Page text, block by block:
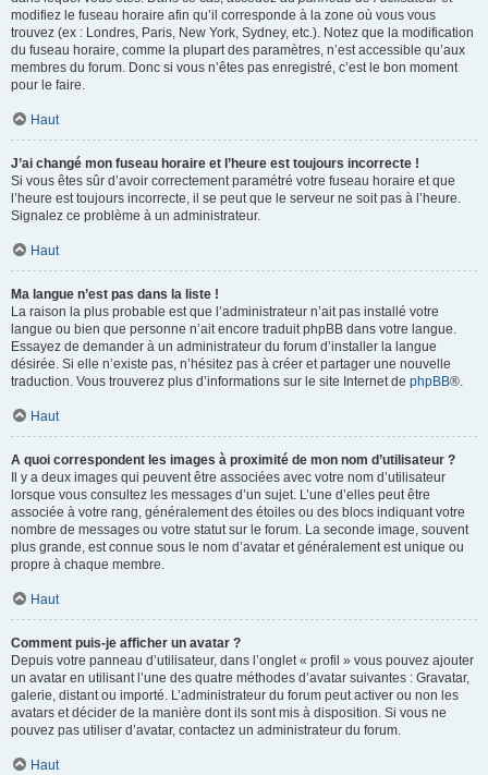
modifiez le fuseau horaire afin qu’il corresponde à la zone où vous vous
trouvez (ex : Londres, Paris, New York, Sydney, etc.). Notez que la modification
du fuseau horaire, comme la plupart des paramètres, n’est accessible qu’aux
membres du forum. Donc si vous n’êtes pas enregistré, c’est le bon moment
pour le faire.
Haut
J’ai changé mon fuseau horaire et l’heure est toujours incorrecte !
Si vous êtes sûr d’avoir correctement paramétré votre fuseau horaire et que
l’heure est toujours incorrecte, il se peut que le serveur ne soit pas à l’heure.
Signalez ce problème à un administrateur.
Haut
Ma langue n’est pas dans la liste !
La raison la plus probable est que l’administrateur n’ait pas installé votre
langue ou bien que personne n’ait encore traduit phpBB dans votre langue.
Essayez de demander à un administrateur du forum d’installer la langue
désirée. Si elle n’existe pas, n’hésitez pas à créer et partager une nouvelle
traduction. Vous trouverez plus d’informations sur le site Internet de phpBB®.
Haut
A quoi correspondent les images à proximité de mon nom d’utilisateur ?
Il y a deux images qui peuvent être associées avec votre nom d’utilisateur
lorsque vous consultez les messages d’un sujet. L’une d’elles peut être
associée à votre rang, généralement des étoiles ou des blocs indiquant votre
nombre de messages ou votre statut sur le forum. La seconde image, souvent
plus grande, est connue sous le nom d’avatar et généralement est unique ou
propre à chaque membre.
Haut
Comment puis-je afficher un avatar ?
Depuis votre panneau d’utilisateur, dans l’onglet « profil » vous pouvez ajouter
un avatar en utilisant l’une des quatre méthodes d’avatar suivantes : Gravatar,
galerie, distant ou importé. L’administrateur du forum peut activer ou non les
avatars et décider de la manière dont ils sont mis à disposition. Si vous ne
pouvez pas utiliser d’avatar, contactez un administrateur du forum.
Haut